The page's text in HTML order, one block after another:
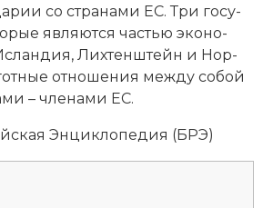
со стра­на­ми ЕС. Три го­су­
яв­ля­ют­ся ча­стью эко­но­
Лих­тен­штейн и Нор­
от­но­ше­ния ме­ж­ду со­бой
– чле­на­ми ЕС.
Энциклопедия (БРЭ)